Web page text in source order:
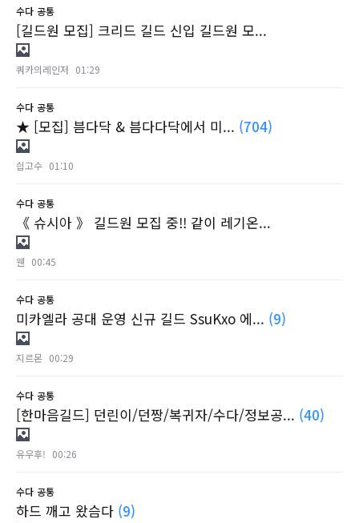
수다 공통
[길드원 모집] 크리드 길드 신입 길드원 모...
쿼카의레인저 01:29
수다 공통
★ [모집] 븜다닥 & 븜다다닥에서 미... (704)
싑고수 01:10
수다 공통
《 슈시아 》 길드원 모집 중!! 같이 레기온...
웬 00:45
수다 공통
미카엘라 공대 운영 신규 길드 SsuKxo 에... (9)
지르몬 00:29
수다 공통
[한마음길드] 던린이/던짱/복귀자/수다/정보공... (40)
유우후! 00:26
수다 공통
하드 깨고 왔슴다 (9)